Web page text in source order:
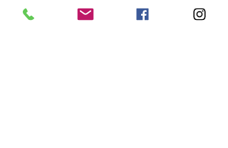
Panhard Groupe, OMD Group, Pages
Jaunes, Pema Group, Peugeot, Price